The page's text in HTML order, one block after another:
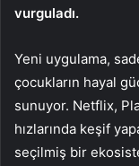
vurguladı.
Yeni uygulama,
çocukların hayal
sunuyor. Netflix,
hızlarında keşif
seçilmiş bir